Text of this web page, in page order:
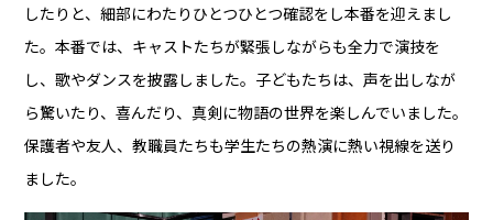
したりと、細部にわたりひとつひとつ確認をし本番を迎えまし
た。本番では、キャストたちが緊張しながらも全力で演技を
し、歌やダンスを披露しました。子どもたちは、声を出しなが
ら驚いたり、喜んだり、真剣に物語の世界を楽しんでいました。
保護者や友人、教職員たちも学生たちの熱演に熱い視線を送り
ました。